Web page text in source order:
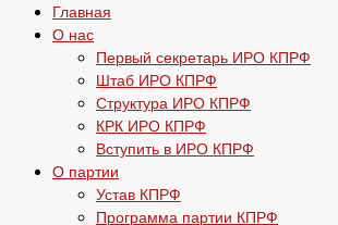
Главная
О нас
Первый секретарь ИРО КПРФ
Штаб ИРО КПРФ
Структура ИРО КПРФ
КРК ИРО КПРФ
Вступить в ИРО КПРФ
О партии
Устав КПРФ
Программа партии КПРФ